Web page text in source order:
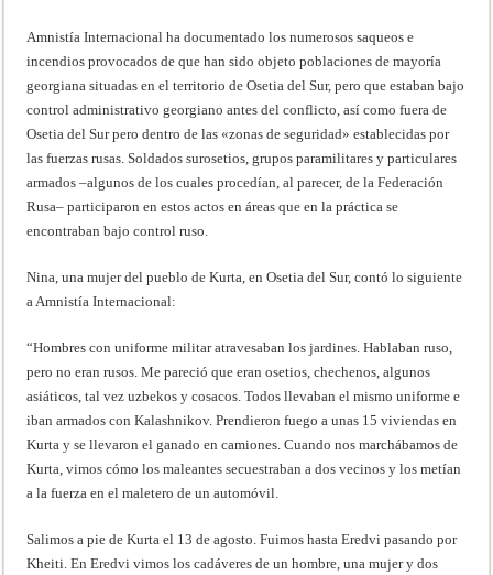
Amnistía Internacional ha documentado los numerosos saqueos e
incendios provocados de que han sido objeto poblaciones de mayoría
georgiana situadas en el territorio de Osetia del Sur, pero que estaban bajo
control administrativo georgiano antes del conflicto, así como fuera de
Osetia del Sur pero dentro de las «zonas de seguridad» establecidas por
las fuerzas rusas. Soldados surosetios, grupos paramilitares y particulares
armados –algunos de los cuales procedían, al parecer, de la Federación
Rusa– participaron en estos actos en áreas que en la práctica se
encontraban bajo control ruso.
Nina, una mujer del pueblo de Kurta, en Osetia del Sur, contó lo siguiente
a Amnistía Internacional:
“Hombres con uniforme militar atravesaban los jardines. Hablaban ruso,
pero no eran rusos. Me pareció que eran osetios, chechenos, algunos
asiáticos, tal vez uzbekos y cosacos. Todos llevaban el mismo uniforme e
iban armados con Kalashnikov. Prendieron fuego a unas 15 viviendas en
Kurta y se llevaron el ganado en camiones. Cuando nos marchábamos de
Kurta, vimos cómo los maleantes secuestraban a dos vecinos y los metían
a la fuerza en el maletero de un automóvil.
Salimos a pie de Kurta el 13 de agosto. Fuimos hasta Eredvi pasando por
Kheiti. En Eredvi vimos los cadáveres de un hombre, una mujer y dos